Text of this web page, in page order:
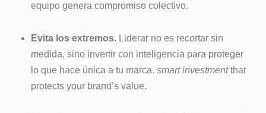
equipo genera compromiso colectivo.
Evita los extremos.Liderar no es recortar sin
medida, sino invertir con inteligencia para proteger
lo que hace única a tu marca. smart investmentthat
protects your brand’s value.